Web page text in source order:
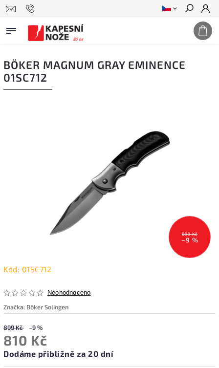
Hledat
BÖKER MAGNUM GRAY EMINENCE
01SC712
899 Kč
–9 %
Kód: 01SC712
Neohodnoceno
Značka: Böker Solingen
899 Kč –9 %
810 Kč
Dodáme přibližně za 20 dní